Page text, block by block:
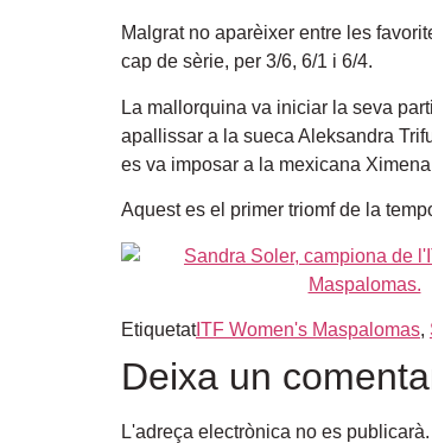
Malgrat no aparèixer entre les
cap de sèrie, per 3/6, 6/1 i 6/4.
La mallorquina va iniciar la seva
apallissar a la sueca Aleksandra
es va imposar a la mexicana
Aquest es el primer triomf de la
EtiquetatITF Women's Maspalomas,
Deixa un
L'adreça electrònica no es publicarà.